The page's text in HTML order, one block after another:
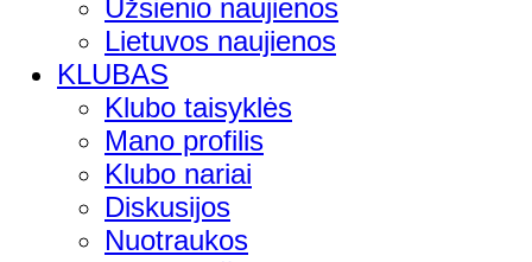
Užsienio naujienos
Lietuvos naujienos
KLUBAS
Klubo taisyklės
Mano profilis
Klubo nariai
Diskusijos
Nuotraukos